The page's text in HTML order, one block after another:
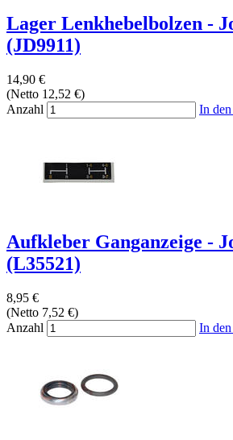
Lager Lenkhebelbolzen -
(JD9911)
14,90 €
(Netto 12,52 €)
Anzahl
In
Aufkleber Ganganzeige -
(L35521)
8,95 €
(Netto 7,52 €)
Anzahl
In